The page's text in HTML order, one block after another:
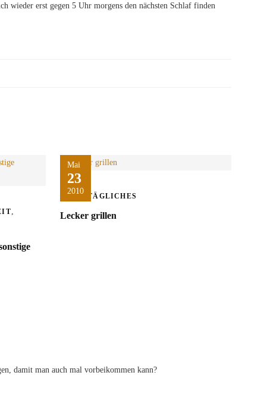
wieder erst gegen 5 Uhr morgens den nächsten Schlaf finden
Mai
23
2010
ALLTÄGLICHES
Lecker grillen
damit man auch mal vorbeikommen kann?